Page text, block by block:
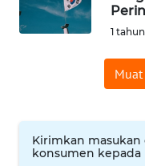
1
Kirimkan
konsumen kepada
WN
WN